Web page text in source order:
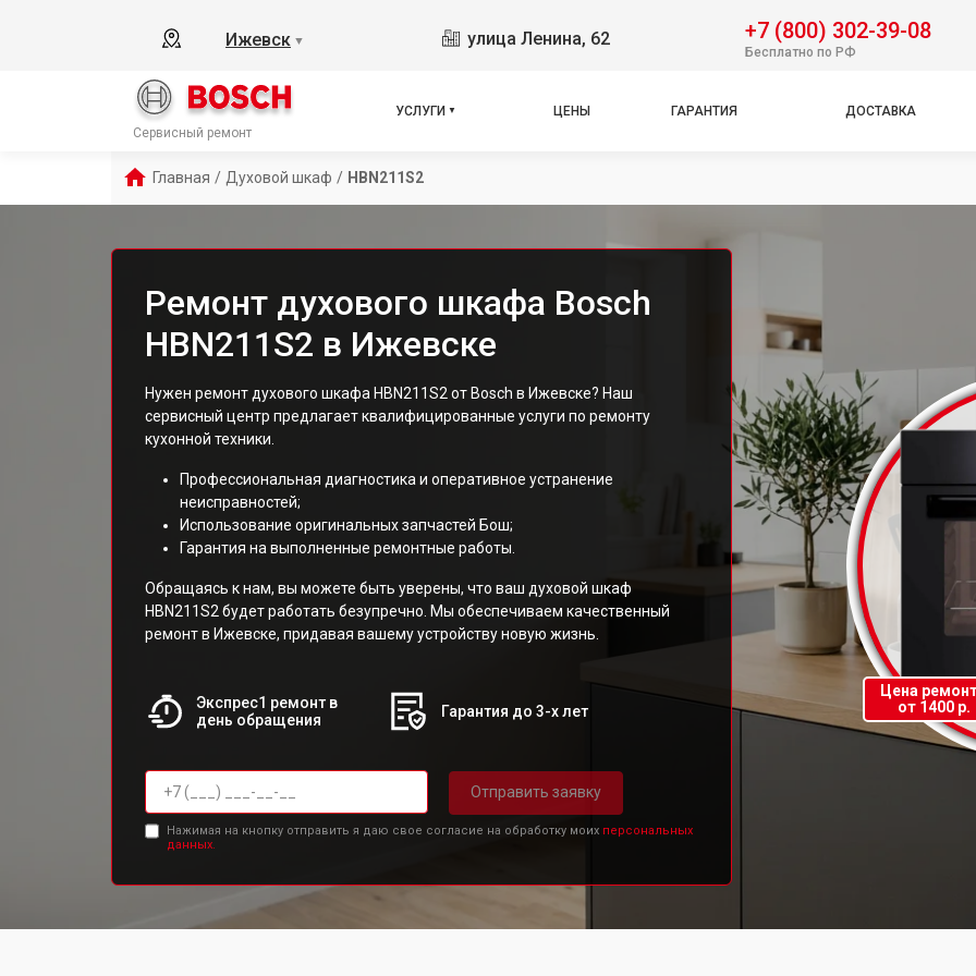
Ижевск ▼ улица Ленина, 62 +7 (800) 302-39-08
Бесплатно по РФ
Сервисный ремонт
УСЛУГИ ЦЕНЫ ГАРАНТИЯ ДОСТАВКА
Главная / Духовой шкаф / HBN211S2
Ремонт духового шкафа Bosch
HBN211S2 в Ижевске
Нужен ремонт духового шкафа HBN211S2 от Bosch в Ижевске? Наш
сервисный центр предлагает квалифицированные услуги по ремонту
кухонной техники.
Профессиональная диагностика и оперативное устранение
неисправностей;
Использование оригинальных запчастей Бош;
Гарантия на выполненные ремонтные работы.
Обращаясь к нам, вы можете быть уверены, что ваш духовой шкаф
HBN211S2 будет работать безупречно. Мы обеспечиваем качественный
ремонт в Ижевске, придавая вашему устройству новую жизнь.
Экспрес1 ремонт в
день обращения
Гарантия до 3-х лет
Отправить заявку
Нажимая на кнопку отправить я даю свое согласие на обработку моих персональных
данных.
Цена
от 1400 р.